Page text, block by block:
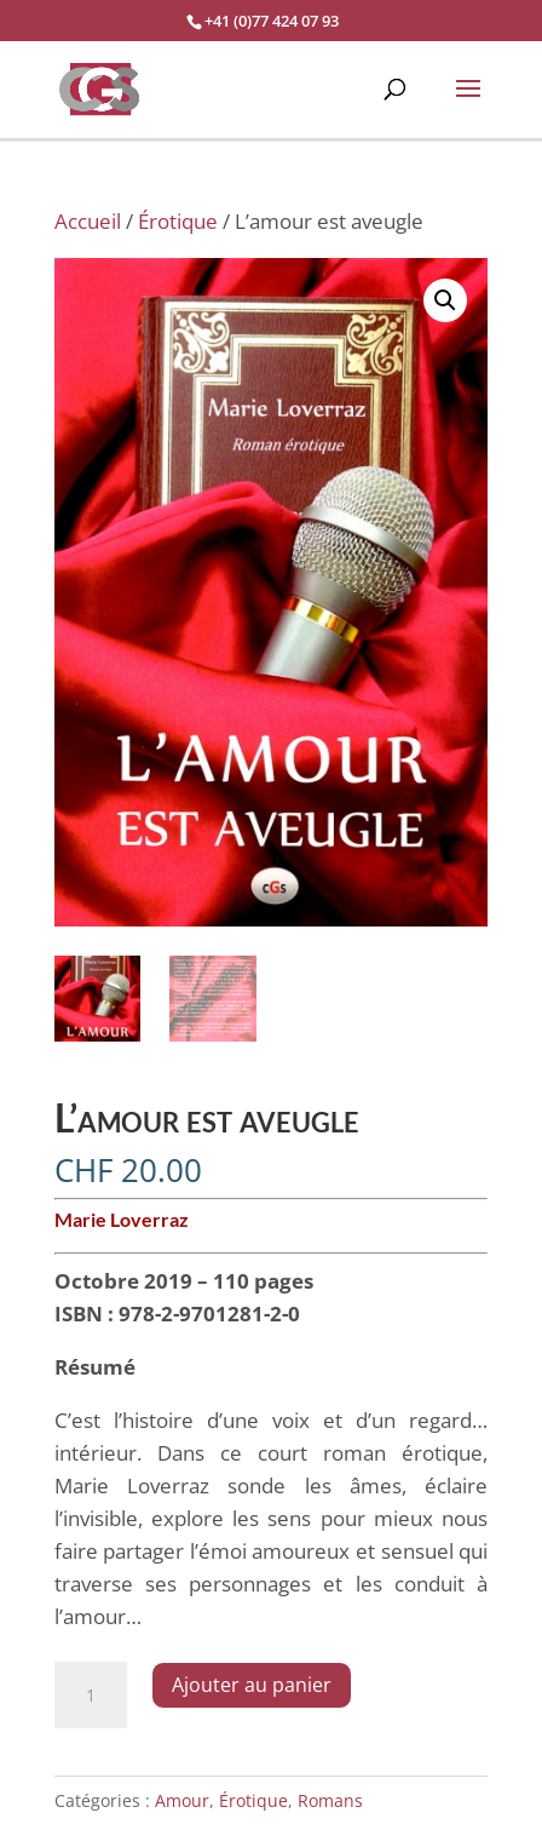
+41 (0)77 424 07 93
Accueil / Érotique / L’amour est aveugle
L’amour est aveugle
CHF20.00
Marie Loverraz
Octobre 2019 – 110 pages
ISBN : 978-2-9701281-2-0
Résumé
C’est l’histoire d’une voix et d’un regard…
intérieur. Dans ce court roman érotique,
Marie Loverraz sonde les âmes, éclaire
l’invisible, explore les sens pour mieux nous
faire partager l’émoi amoureux et sensuel qui
traverse ses personnages et les conduit à
l’amour…
est
aveugle
Ajouter au panier
Catégories : Amour, Érotique, Romans